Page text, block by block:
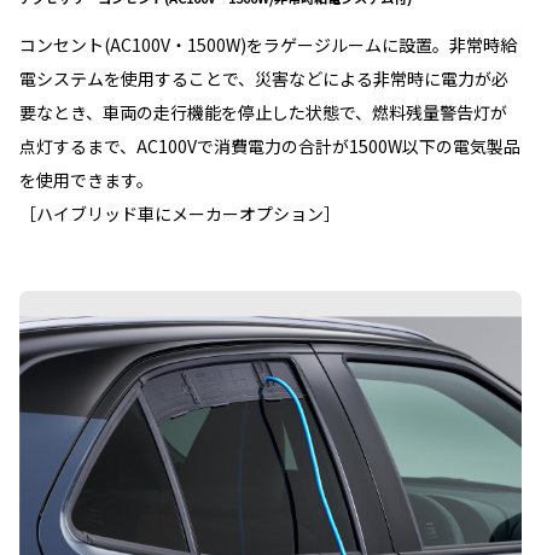
コンセント(AC100V・1500W)をラゲージルームに設置。非常時給
電システムを使用することで、災害などによる非常時に電力が必
要なとき、車両の走行機能を停止した状態で、燃料残量警告灯が
点灯するまで、AC100Vで消費電力の合計が1500W以下の電気製品
を使用できます。
［ハイブリッド車にメーカーオプション］